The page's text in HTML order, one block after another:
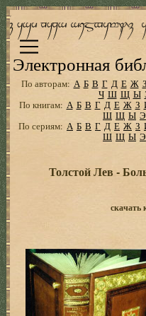
Электронная
По авторам: А Б В Г Д Е Ж З
Ч Ш Щ Ы
По книгам: А Б В Г Д Е Ж З
Ш Щ Ы Э
По сериям: А Б В Г Д Е Ж З
Ш Щ Ы Э
Толстой Лев -
скачать